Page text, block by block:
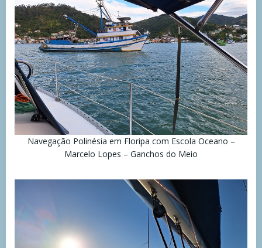
Navegação Polinésia em Floripa com Escola Oceano –
Marcelo Lopes – Ganchos do Meio